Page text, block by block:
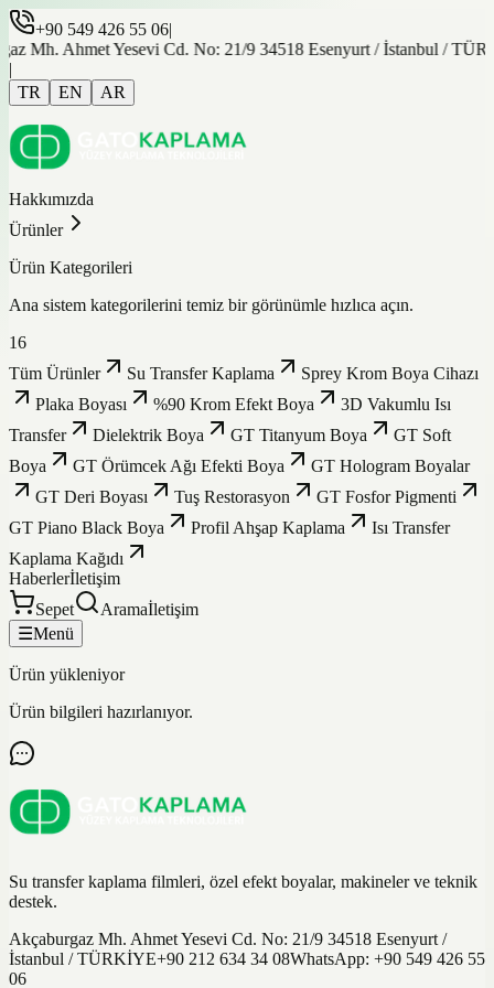
+90 549 426 55 06|
Mh. Ahmet Yesevi Cd. No: 21/9 34518 Esenyurt / İstanbul /
|
TR
EN AR
Hakkımızda
Ürünler
Ürün Kategorileri
Ana sistem kategorilerini temiz bir görünümle hızlıca açın.
16
Tüm Ürünler
Su Transfer Kaplama
Sprey Krom Boya Cihazı
Plaka Boyası
%90 Krom Efekt Boya
3D Vakumlu Isı
Transfer
Dielektrik Boya GT Titanyum Boya
GT Soft
Boya
GT Örümcek Ağı Efekti Boya
GT Hologram Boyalar
GT Deri Boyası
Tuş Restorasyon
GT Fosfor Pigmenti
GT Piano Black Boya
Profil Ahşap Kaplama
Isı Transfer
Kaplama Kağıdı
Haberlerİletişim
Sepet
Aramaİletişim
☰Menü
Ürün yükleniyor
Ürün bilgileri hazırlanıyor.
Su transfer kaplama filmleri, özel efekt boyalar, makineler ve teknik
destek.
Akçaburgaz Mh. Ahmet Yesevi Cd. No: 21/9 34518 Esenyurt /
İstanbul / TÜRKİYE+90 212 634 34 08WhatsApp: +90 549 426 55
06